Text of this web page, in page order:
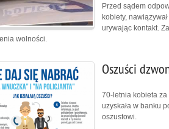
Przed sądem
kobiety,
urywając kontakt.
wolności.
Oszuści
70-letnia kobieta za
uzyskała w banku
oszustowi.